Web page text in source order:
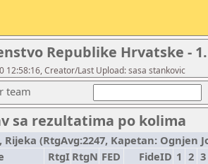
Republike Hrvatske -
12:58:16, Creator/Last Upload: sasa stankovic
team
sa rezultatima po kolima
Rijeka (RtgAvg:2247, Kapetan: Ognjen
RtgI RtgN FED FideID 1 2 3